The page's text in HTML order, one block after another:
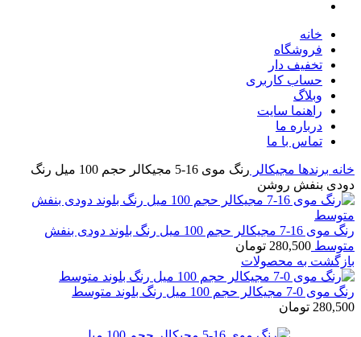
خانه
فروشگاه
تخفیف دار
حساب کاربری
وبلاگ
راهنما سایت
درباره ما
تماس با ما
برندهامجیکالر
رنگ موی 16-5 مجیکالر حجم 100 میل رنگ
بنفش روشن
رنگ موی 16-7 مجیکالر حجم 100 میل رنگ بلوند دودی بنفش
280,500 تومان
به محصولات
حجم 100 میل رنگ بلوند متوسط
تومان